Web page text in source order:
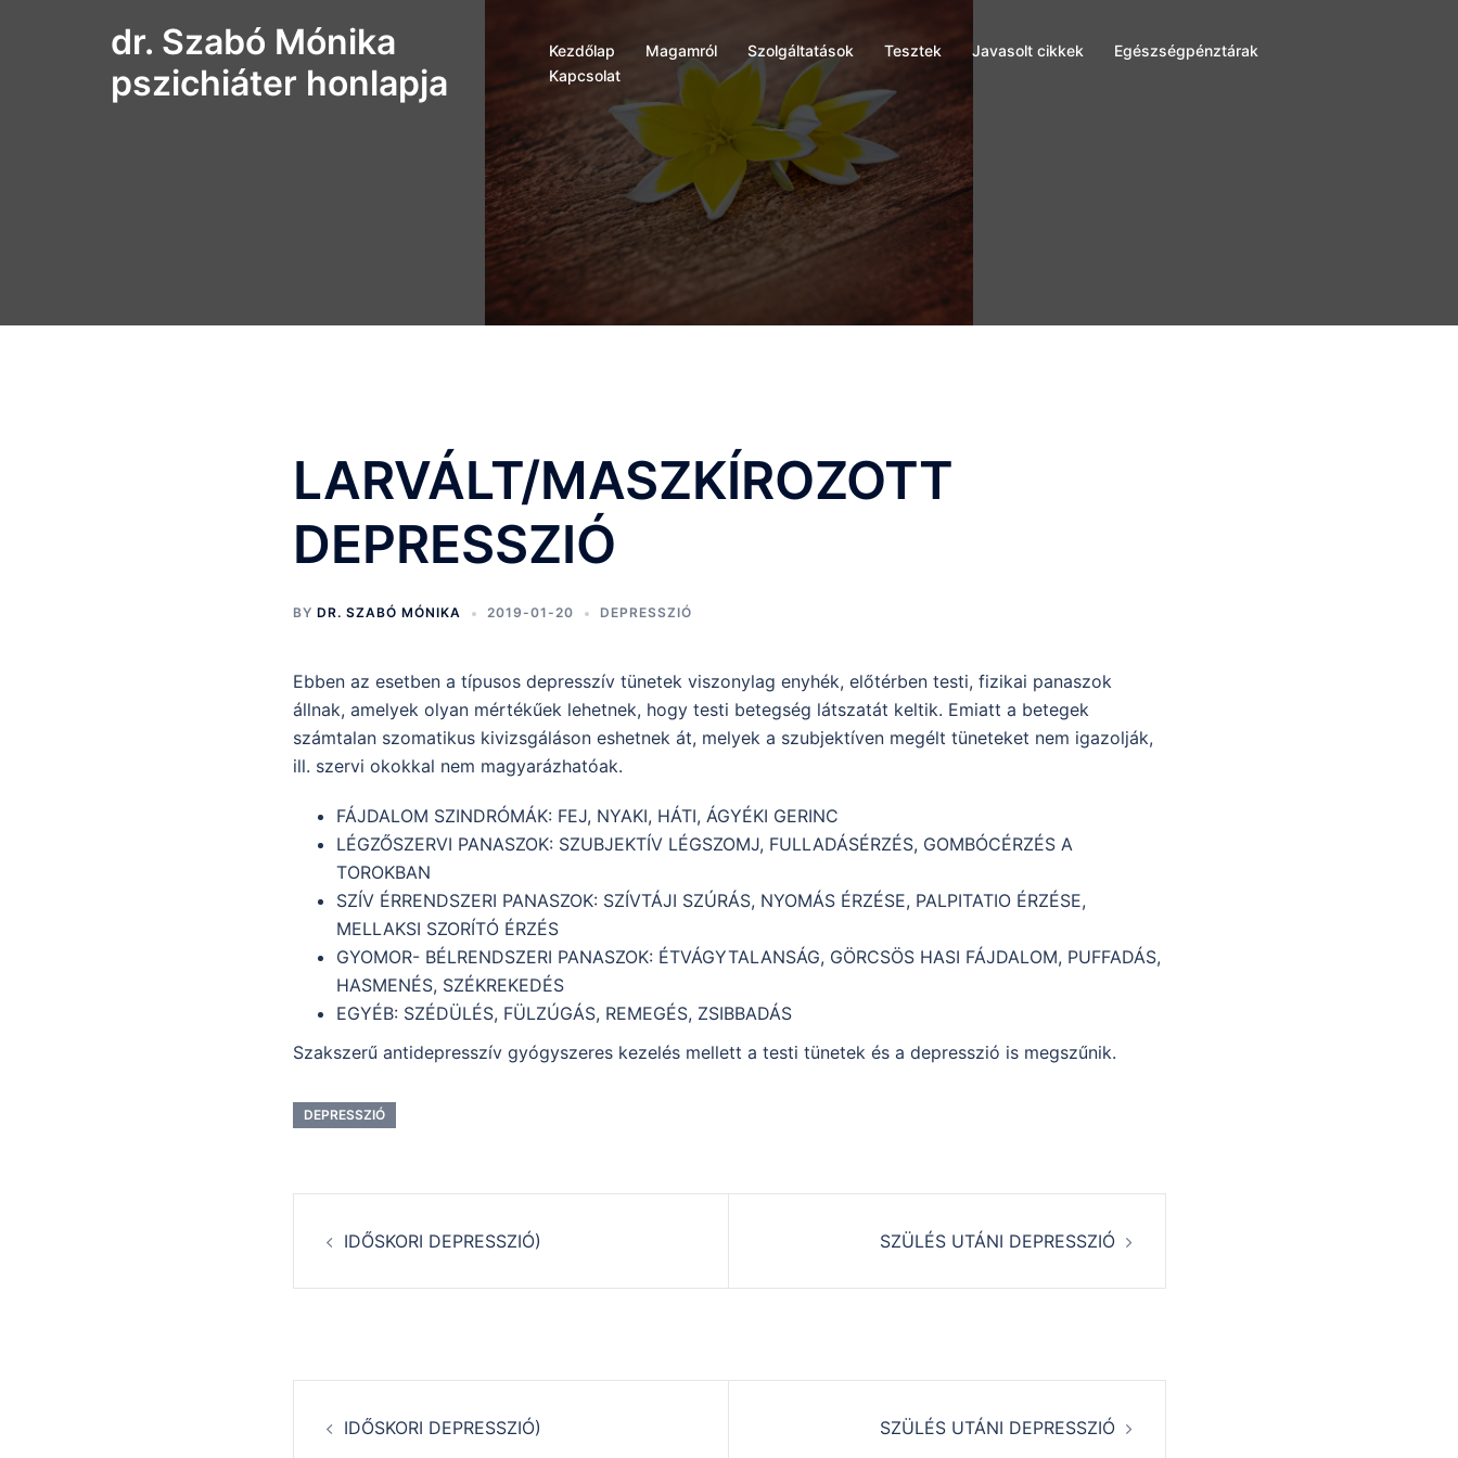
dr. Szabó Mónika
pszichiáter honlapja
Kezdőlap Magamról Szolgáltatások Tesztek Javasolt cikkek
Egészségpénztárak
Kapcsolat
LARVÁLT/MASZKÍROZOTT
DEPRESSZIÓ
BY DR. SZABÓ MÓNIKA 2019-01-20 DEPRESSZIÓ
Ebben az esetben a típusos depresszív tünetek viszonylag enyhék, előtérben testi, fizikai panaszok
állnak, amelyek olyan mértékűek lehetnek, hogy testi betegség látszatát keltik. Emiatt a betegek
számtalan szomatikus kivizsgáláson eshetnek át, melyek a szubjektíven megélt tüneteket nem igazolják,
ill. szervi okokkal nem magyarázhatóak.
FÁJDALOM SZINDRÓMÁK: FEJ, NYAKI, HÁTI, ÁGYÉKI GERINC
LÉGZŐSZERVI PANASZOK: SZUBJEKTÍV LÉGSZOMJ, FULLADÁSÉRZÉS, GOMBÓCÉRZÉS A
TOROKBAN
SZÍV ÉRRENDSZERI PANASZOK: SZÍVTÁJI SZÚRÁS, NYOMÁS ÉRZÉSE, PALPITATIO ÉRZÉSE,
MELLAKSI SZORÍTÓ ÉRZÉS
GYOMOR- BÉLRENDSZERI PANASZOK: ÉTVÁGYTALANSÁG, GÖRCSÖS HASI FÁJDALOM, PUFFADÁS,
HASMENÉS, SZÉKREKEDÉS
EGYÉB: SZÉDÜLÉS, FÜLZÚGÁS, REMEGÉS, ZSIBBADÁS
Szakszerű antidepresszív gyógyszeres kezelés mellett a testi tünetek és a depresszió is megszűnik.
DEPRESSZIÓ
Post
navigation
IDŐSKORI DEPRESSZIÓ) SZÜLÉS UTÁNI DEPRESSZIÓ
PostIDŐSKORI DEPRESSZIÓ) SZÜLÉS UTÁNI DEPRESSZIÓ